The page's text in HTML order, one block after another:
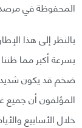
المحفوظة في مرصد
بسرعة أكبر مما
ضخم قد يكون شديد
خلال الأسابيع